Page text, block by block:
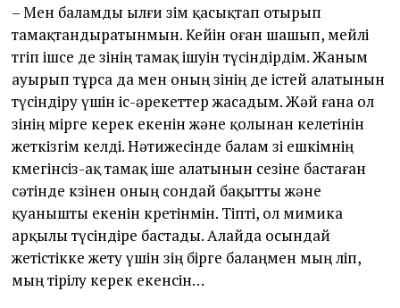
– Мен баламды ылғи өзім қасықтап отырып
тамақтандыратынмын. Кейін оған шашып, мейлі
төгіп ішсе де өзінің тамақ ішуін түсіндірдім. Жаным
ауырып тұрса да мен оның өзінің де істей алатынын
түсіндіру үшін іс-әрекеттер жасадым. Жәй ғана ол
өзінің өмірге керек екенін және қолынан келетінін
жеткізгім келді. Нәтижесінде балам өзі ешкімнің
көмегінсіз-ақ тамақ іше алатынын сезіне бастаған
сәтінде көзінен оның сондай бақытты және
қуанышты екенін көретінмін. Тіпті, ол мимика
арқылы түсіндіре бастады. Алайда осындай
жетістікке жету үшін өзің бірге балаңмен мың өліп,
мың тірілу керек екенсін…